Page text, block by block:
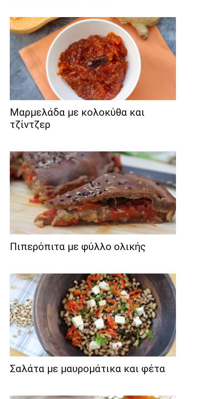
Μαρμελάδα με κολοκύθα και
τζίντζερ
Πιπερόπιτα με φύλλο ολικής
Σαλάτα με μαυρομάτικα και φέτα